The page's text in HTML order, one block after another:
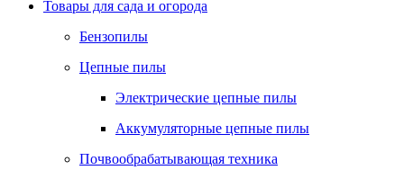
Товары для сада и огорода
Бензопилы
Цепные пилы
Электрические цепные пилы
Аккумуляторные цепные пилы
Почвообрабатывающая техника